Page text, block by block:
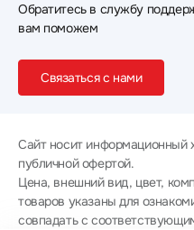
Обратитесь в службу
вам поможем
Связаться с нами
Сайт носит информационный
публичной офертой.
Цена, внешний вид, цвет,
товаров указаны для
совпадать с